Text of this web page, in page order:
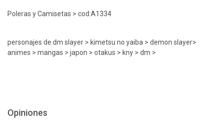
Poleras y Camisetas > cod:A1334
personajes de dm slayer > kimetsu no yaiba > demon slayer>
animes > mangas > japon > otakus > kny > dm >
Opiniones